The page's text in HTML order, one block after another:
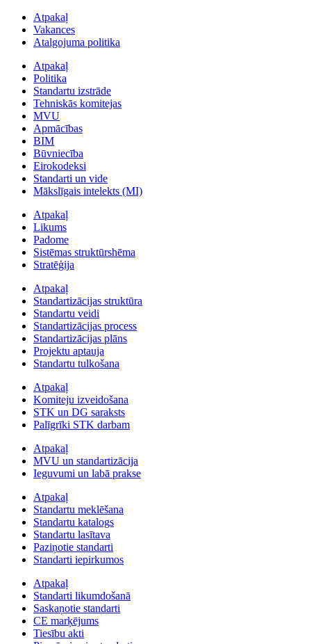
Atpakaļ
Vakances
Atalgojuma politika
Atpakaļ
Politika
Standartu izstrāde
Tehniskās komitejas
MVU
Apmācības
BIM
Būvniecība
Eirokodeksi
Standarti un vide
Mākslīgais intelekts (MI)
Atpakaļ
Likums
Padome
Sistēmas struktūrshēma
Stratēģija
Atpakaļ
Standartizācijas struktūra
Standartu veidi
Standartizācijas process
Standartizācijas plāns
Projektu aptauja
Standartu tulkošana
Atpakaļ
Komiteju izveidošana
STK un DG saraksts
Palīgrīki STK darbam
Atpakaļ
MVU un standartizācija
Ieguvumi un labā prakse
Atpakaļ
Standartu meklēšana
Standartu katalogs
Standartu lasītava
Paziņotie standarti
Standarti iepirkumos
Atpakaļ
Standarti likumdošanā
Saskaņotie standarti
CE marķējums
Tiesību akti